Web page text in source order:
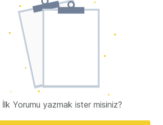
İlk Yorumu yazmak ister misiniz?